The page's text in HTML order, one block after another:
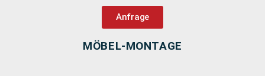
Anfrage
MÖBEL-MONTAGE